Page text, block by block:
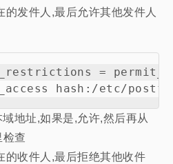
的发件人,最后允许其他发件人
=
地址,如果是,允许,然后再从
查
的收件人,最后拒绝其他收件